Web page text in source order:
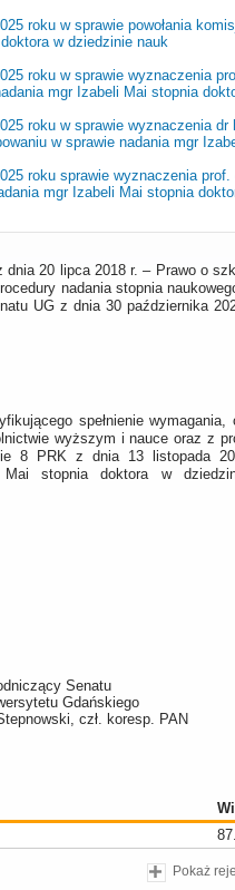
roku w sprawie powołania
w dziedzinie nauk
roku w sprawie wyznaczenia
mgr Izabeli Mai stopnia
roku w sprawie wyznaczenia dr
w sprawie nadania mgr
roku sprawie wyznaczenia prof.
mgr Izabeli Mai stopnia
20 lipca 2018 r. – Prawo o
nadania stopnia
UG z dnia 30 października
spełnienie wymagania,
wyższym i nauce oraz z
8 PRK z dnia 13 listopada
stopnia doktora w
Senatu
Gdańskiego
czł. koresp. PAN
Pokaż